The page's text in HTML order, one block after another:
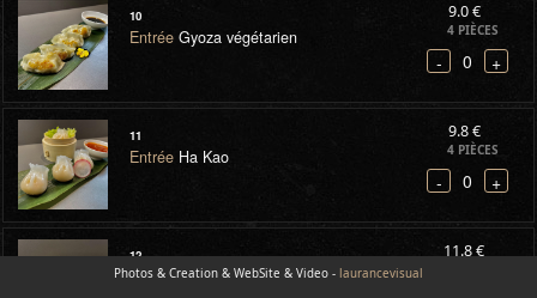
10
EntréeGyoza végétarien
9.0 €
4 PIÈCES
- 0 +
11
EntréeHa Kao
9.8 €
4 PIÈCES
- 0 +
12
EntréeAssortiment de Dim Sum
11.8 €
Photos & Creation & WebSite & Video - laurancevisual